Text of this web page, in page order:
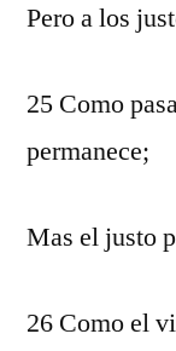
Pero a los
25 Como
permanece;
Mas el justo
26 Como el